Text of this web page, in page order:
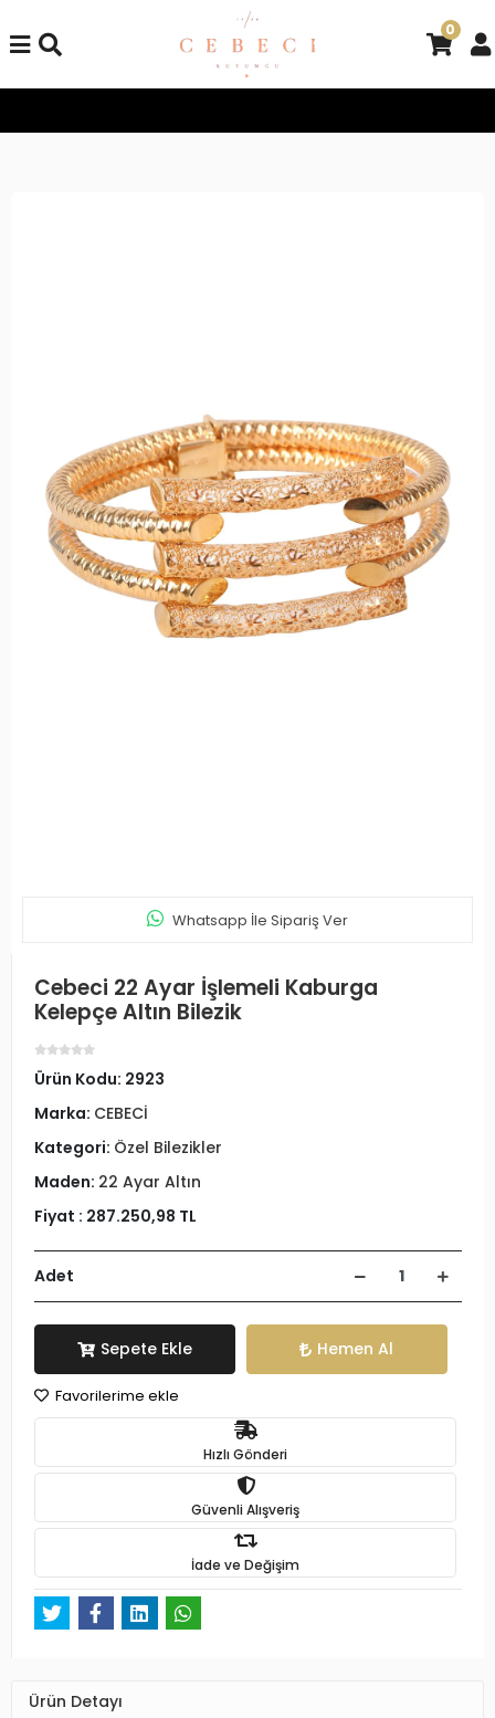
0
Whatsapp İle Sipariş Ver
Cebeci 22 Ayar İşlemeli Kaburga
Kelepçe Altın Bilezik
Ürün Kodu: 2923
Marka: CEBECİ
Kategori: Özel Bilezikler
Maden: 22 Ayar Altın
Fiyat : 287.250,98 TL
Adet
Sepete Ekle Hemen Al
Favorilerime ekle
Hızlı Gönderi
Güvenli Alışveriş
İade ve Değişim
Ürün Detayı